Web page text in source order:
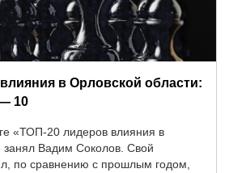
в Орловской области:
10
«ТОП-20 лидеров влияния в
занял Вадим Соколов. Свой
по сравнению с прошлым годом,